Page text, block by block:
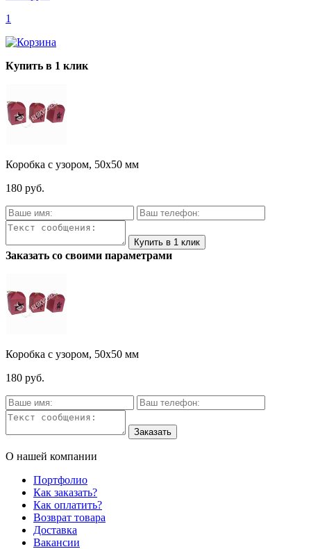
1
Купить в 1 клик
Коробка с узором, 50х50 мм
180 руб.
Заказать со своими параметрами
Коробка с узором, 50х50 мм
180 руб.
О нашей компании
Портфолио
Как заказать?
Как оплатить?
Возврат товара
Доставка
Вакансии